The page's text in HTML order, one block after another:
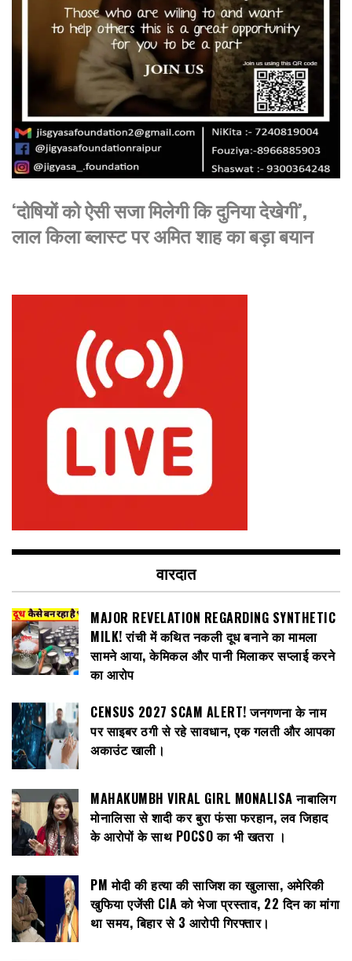
‘दोषियों को ऐसी सजा मिलेगी कि दुनिया देखेगी’,
लाल किला ब्लास्ट पर अमित शाह का बड़ा बयान
वारदात
MAJOR REVELATION REGARDING SYNTHETIC
MILK! रांची में कथित नकली दूध बनाने का मामला
सामने आया, केमिकल और पानी मिलाकर सप्लाई करने
का आरोप
CENSUS 2027 SCAM ALERT! जनगणना के नाम
पर साइबर ठगी से रहे सावधान, एक गलती और आपका
अकाउंट खाली।
MAHAKUMBH VIRAL GIRL MONALISA नाबालिग
मोनालिसा से शादी कर बुरा फंसा फरहान, लव जिहाद
के आरोपों के साथ POCSO का भी खतरा ।
PM मोदी की हत्या की साजिश का खुलासा, अमेरिकी
खुफिया एजेंसी CIA को भेजा प्रस्ताव, 22 दिन का मांगा
था समय, बिहार से 3 आरोपी गिरफ्तार।